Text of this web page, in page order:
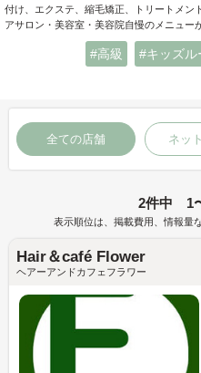
付け、エクステ、縮毛矯正、トリートメン
アサロン・美容室・美容院自慢のメニュー
高級 キッズル
全ての店舗 ネッ
2件中 1
表示順位は、掲載費用、情報量
Hair＆café Flower
ヘアーアンドカフェフラワー